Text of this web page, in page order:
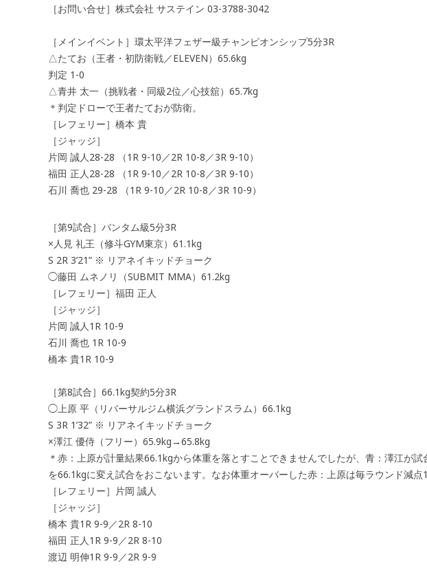
［お問い合せ］株式会社 サステイン 03-3788-3042
［メインイベント］環太平洋フェザー級チャンピオンシップ5分3R
△たてお（王者・初防衛戦／ELEVEN）65.6kg
判定 1-0
△青井 太一（挑戦者・同級2位／心技舘）65.7kg
＊判定ドローで王者たておが防衛。
［レフェリー］橋本 貴
［ジャッジ］
片岡 誠人28-28 （1R 9-10／2R 10-8／3R 9-10）
福田 正人28-28 （1R 9-10／2R 10-8／3R 9-10）
石川 喬也 29-28 （1R 9-10／2R 10-8／3R 10-9）
［第9試合］バンタム級5分3R
×人見 礼王（修斗GYM東京）61.1kg
S 2R 3’21” ※ リアネイキッドチョーク
◯藤田 ムネノリ（SUBMIT MMA）61.2kg
［レフェリー］福田 正人
［ジャッジ］
片岡 誠人1R 10-9
石川 喬也 1R 10-9
橋本 貴1R 10-9
［第8試合］66.1kg契約5分3R
◯上原 平（リバーサルジム横浜グランドスラム）66.1kg
S 3R 1’32” ※ リアネイキッドチョーク
×澤江 優侍（フリー）65.9kg→65.8kg
＊赤：上原が計量結果66.1kgから体重を落とすことできませんでしたが、青：澤江が
を66.1kgに変え試合をおこないます。なお体重オーバーした赤：上原は毎ラウンド減点1
［レフェリー］片岡 誠人
［ジャッジ］
橋本 貴1R 9-9／2R 8-10
福田 正人1R 9-9／2R 8-10
渡辺 明伸1R 9-9／2R 9-9